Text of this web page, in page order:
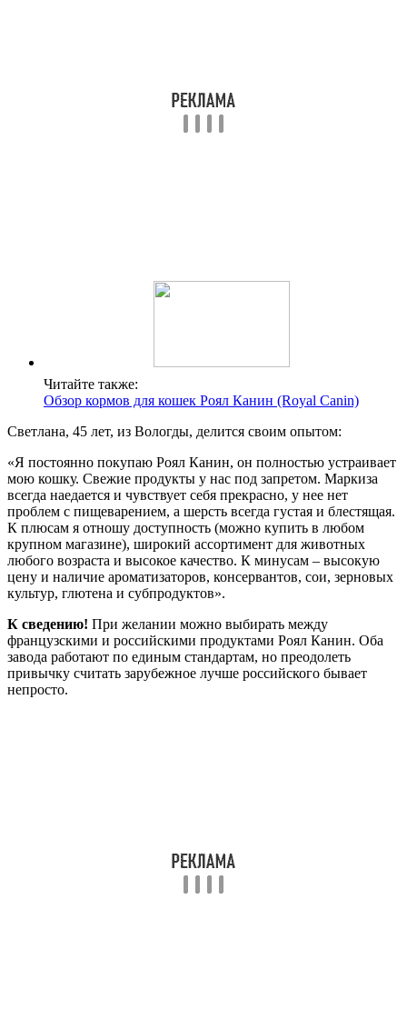
Читайте также:
Обзор кормов для кошек Роял Канин (Royal Canin)
Светлана, 45 лет, из Вологды, делится своим опытом:
«Я постоянно покупаю Роял Канин, он полностью устраивает
мою кошку. Свежие продукты у нас под запретом. Маркиза
всегда наедается и чувствует себя прекрасно, у нее нет
проблем с пищеварением, а шерсть всегда густая и блестящая.
К плюсам я отношу доступность (можно купить в любом
крупном магазине), широкий ассортимент для животных
любого возраста и высокое качество. К минусам – высокую
цену и наличие ароматизаторов, консервантов, сои, зерновых
культур, глютена и субпродуктов».
К сведению! При желании можно выбирать между
французскими и российскими продуктами Роял Канин. Оба
завода работают по единым стандартам, но преодолеть
привычку считать зарубежное лучше российского бывает
непросто.